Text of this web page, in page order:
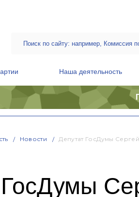
Наша деятельность
Новости Депутат ГосДумы